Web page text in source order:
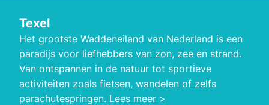
Texel
Het grootste Waddeneiland van Nederland is een
paradijs voor liefhebbers van zon, zee en strand.
Van ontspannen in de natuur tot sportieve
activiteiten zoals fietsen, wandelen of zelfs
parachutespringen. Lees meer >